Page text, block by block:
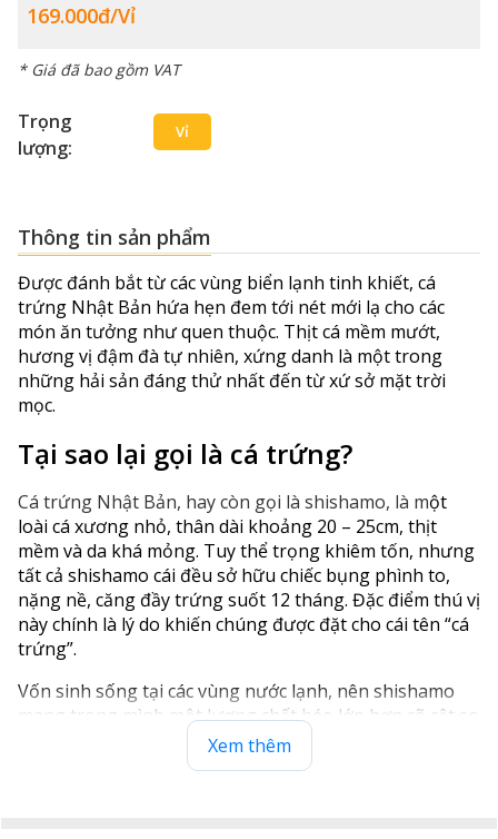
169.000đ/vỉ
* Giá đã bao gồm VAT
Trọng
lượng:
Vỉ
Thông tin sản phẩm
Được đánh bắt từ các vùng biển lạnh tinh khiết, cá
trứng Nhật Bản hứa hẹn đem tới nét mới lạ cho các
món ăn tưởng như quen thuộc. Thịt cá mềm mướt,
hương vị đậm đà tự nhiên, xứng danh là một trong
những hải sản đáng thử nhất đến từ xứ sở mặt trời
mọc.
Tại sao lại gọi là cá trứng?
Cá trứng Nhật Bản, hay còn gọi là shishamo, là một
loài cá xương nhỏ, thân dài khoảng 20 – 25cm, thịt
mềm và da khá mỏng. Tuy thể trọng khiêm tốn, nhưng
tất cả shishamo cái đều sở hữu chiếc bụng phình to,
nặng nề, căng đầy trứng suốt 12 tháng. Đặc điểm thú vị
này chính là lý do khiến chúng được đặt cho cái tên “cá
trứng”.
Vốn sinh sống tại các vùng nước lạnh, nên shishamo
mang trong mình một lượng chất béo lớn hơn rõ rệt so
với các loài cá khác, đảm bảo độ mềm, ngậy thơm tự
nhiên. Không chỉ vậy, thịt cá còn đặc biệt giàu chất đạm,
Xem thêm